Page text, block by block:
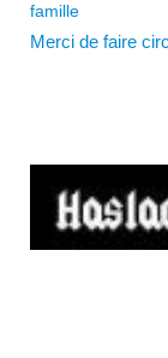
famille
Merci de faire